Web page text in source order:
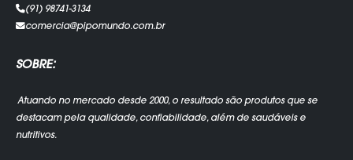
(91) 98741-3134
comercia@pipomundo.com.br
SOBRE:
Atuando no mercado desde 2000, o resultado são produtos que se
destacam pela qualidade, confiabilidade, além de saudáveis e
nutritivos.